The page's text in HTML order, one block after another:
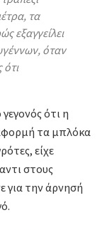
τα
εξαγγείλει
όταν
ότι η
τα μπλόκα
είχε
στους
για την άρνησή